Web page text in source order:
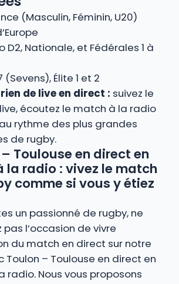
(Masculin, Féminin, U20)
D2, Nationale, et Fédérales 1 à
(Sevens), Élite 1 et 2
de live en direct : suivez le
écoutez le match à la radio
rythme des plus grandes
de rugby.
Toulouse en direct en
la radio : vivez le match
comme si vous y étiez
un passionné de rugby, ne
l’occasion de vivre
du match en direct sur notre
Toulon – Toulouse en direct en
radio. Nous vous proposons